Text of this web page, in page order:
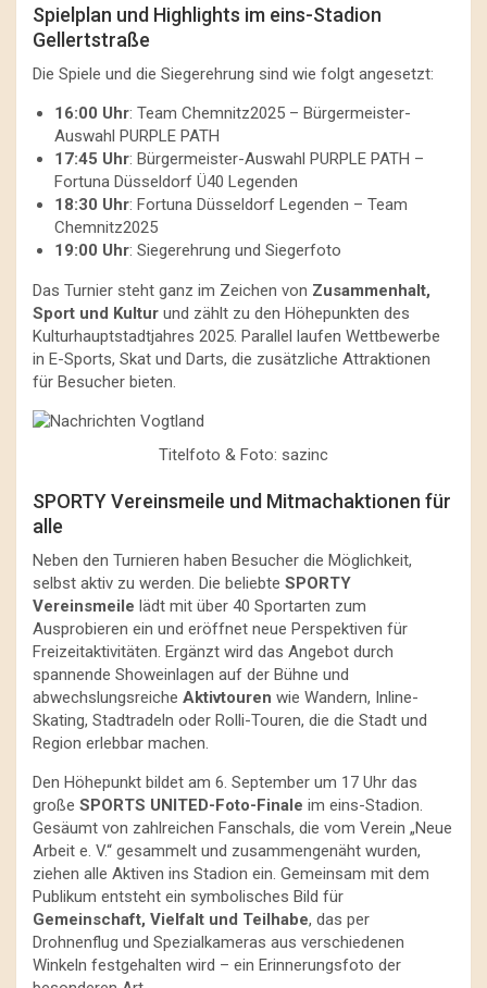
Spielplan und Highlights im eins-Stadion
Gellertstraße
Die Spiele und die Siegerehrung sind wie folgt angesetzt:
16:00 Uhr: Team Chemnitz2025 – Bürgermeister-
Auswahl PURPLE PATH
17:45 Uhr: Bürgermeister-Auswahl PURPLE PATH –
Fortuna Düsseldorf Ü40 Legenden
18:30 Uhr: Fortuna Düsseldorf Legenden – Team
Chemnitz2025
19:00 Uhr: Siegerehrung und Siegerfoto
Das Turnier steht ganz im Zeichen von Zusammenhalt,
Sport und Kultur und zählt zu den Höhepunkten des
Kulturhauptstadtjahres 2025. Parallel laufen Wettbewerbe
in E-Sports, Skat und Darts, die zusätzliche Attraktionen
für Besucher bieten.
Titelfoto & Foto: sazinc
SPORTY Vereinsmeile und Mitmachaktionen für
alle
Neben den Turnieren haben Besucher die Möglichkeit,
selbst aktiv zu werden. Die beliebte SPORTY
Vereinsmeile lädt mit über 40 Sportarten zum
Ausprobieren ein und eröffnet neue Perspektiven für
Freizeitaktivitäten. Ergänzt wird das Angebot durch
spannende Showeinlagen auf der Bühne und
abwechslungsreiche Aktivtouren wie Wandern, Inline-
Skating, Stadtradeln oder Rolli-Touren, die die Stadt und
Region erlebbar machen.
Den Höhepunkt bildet am 6. September um 17 Uhr das
große SPORTS UNITED-Foto-Finale im eins-Stadion.
Gesäumt von zahlreichen Fanschals, die vom Verein „Neue
Arbeit e. V.“ gesammelt und zusammengenäht wurden,
ziehen alle Aktiven ins Stadion ein. Gemeinsam mit dem
Publikum entsteht ein symbolisches Bild für
Gemeinschaft, Vielfalt und Teilhabe, das per
Drohnenflug und Spezialkameras aus verschiedenen
Winkeln festgehalten wird – ein Erinnerungsfoto der